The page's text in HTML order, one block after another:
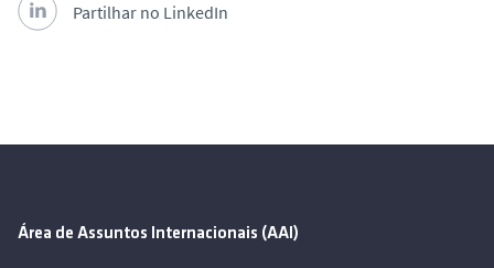
Partilhar no LinkedIn
Área de Assuntos Internacionais (AAI)